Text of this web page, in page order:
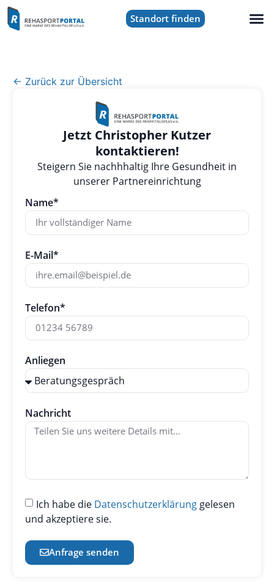
Standort finden
← Zurück zur Übersicht
Jetzt Christopher Kutzer
kontaktieren!
Steigern Sie nachhhaltig Ihre Gesundheit in
unserer Partnereinrichtung
Name*
E-Mail*
Telefon*
Anliegen
Nachricht
Ich habe die Datenschutzerklärung gelesen
und akzeptiere sie.
Anfrage senden